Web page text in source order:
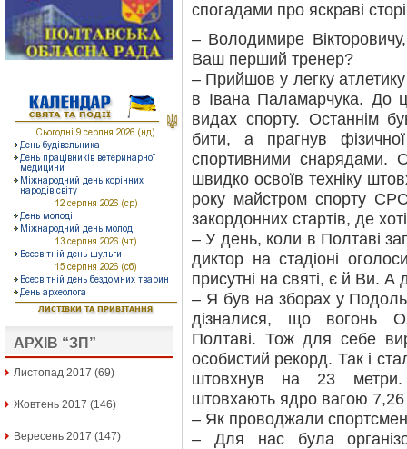
АРХІВ “ЗП”
Листопад 2017 (69)
Жовтень 2017 (146)
Вересень 2017 (147)
спогадами про яскраві
– Володимире
Ваш перший тренер?
– Прийшов у легку
в Івана Паламарчука. До
видах спорту. Останнім
бити, а прагнув
спортивними снарядами.
швидко освоїв техніку
року майстром спорту
закордонних стартів, де
– У день, коли в Полтаві
диктор на стадіоні
присутні на святі, є й Ви.
– Я був на зборах у
дізналися, що вогонь
Полтаві. Тож для себе
особистий рекорд. Так і
штовхнув на 23 метри.
штовхають ядро вагою 7,26
– Як проводжали
– Для нас була